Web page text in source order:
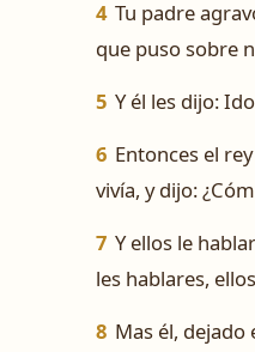
4 Tu padre
que puso sobre
5 Y él les dijo:
6 Entonces el
vivía, y dijo:
7 Y ellos le
les hablares,
8 Mas él, dejado